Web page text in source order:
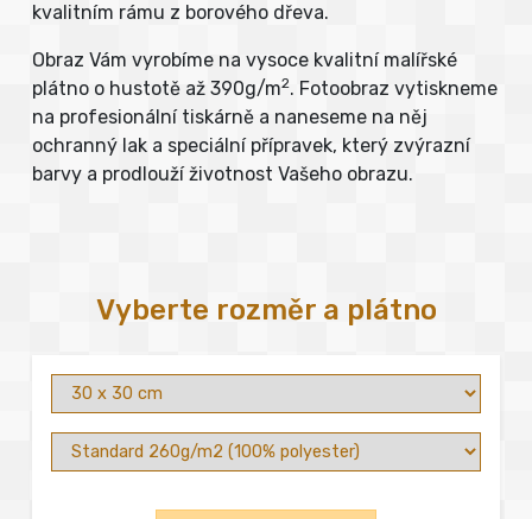
kvalitním rámu z borového dřeva.
Obraz Vám vyrobíme na vysoce kvalitní malířské
plátno o hustotě až 390g/m2. Fotoobraz vytiskneme
na profesionální tiskárně a naneseme na něj
ochranný lak a speciální přípravek, který zvýrazní
barvy a prodlouží životnost Vašeho obrazu.
Vyberte rozměr a plátno